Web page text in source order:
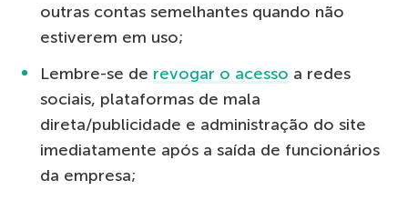
outras contas semelhantes quando não
estiverem em uso;
Lembre-se de revogar o acesso a redes
sociais, plataformas de mala
direta/publicidade e administração do site
imediatamente após a saída de funcionários
da empresa;